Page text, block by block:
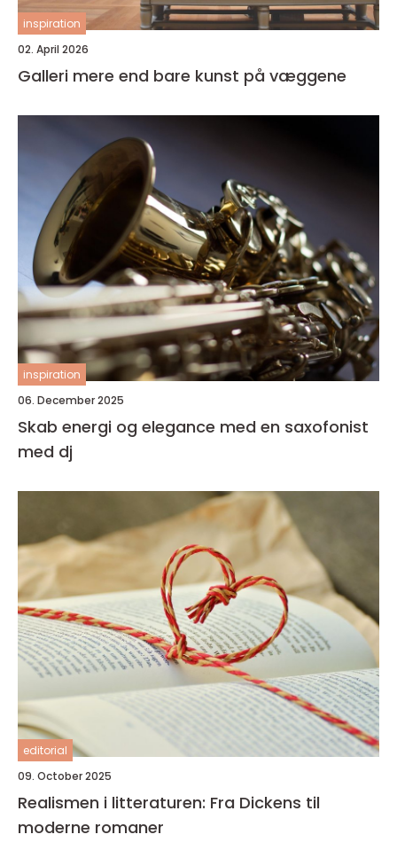
inspiration
02. April 2026
Galleri mere end bare kunst på væggene
inspiration
06. December 2025
Skab energi og elegance med en saxofonist
med dj
editorial
09. October 2025
Realismen i litteraturen: Fra Dickens til
moderne romaner